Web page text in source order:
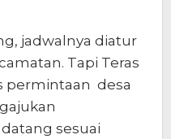
jadwalnya diatur
Tapi Teras
permintaan desa
sesuai